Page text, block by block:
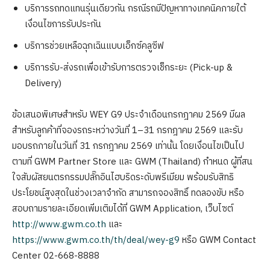
บริการรถทดแทนรุ่นเดียวกัน กรณีรถมีปัญหาทางเทคนิคภายใต้
เงื่อนไขการรับประกัน
บริการช่วยเหลือฉุกเฉินแบบเอ็กซ์คลูซีฟ
บริการรับ-ส่งรถเพื่อเข้ารับการตรวจเช็กระยะ (Pick-up &
Delivery)
ข้อเสนอพิเศษสำหรับ WEY G9 ประจำเดือนกรกฎาคม 2569 มีผล
สำหรับลูกค้าที่จองรถระหว่างวันที่ 1–31 กรกฎาคม 2569 และรับ
มอบรถภายในวันที่ 31 กรกฎาคม 2569 เท่านั้น โดยเงื่อนไขเป็นไป
ตามที่ GWM Partner Store และ GWM (Thailand) กำหนด ผู้ที่สน
ใจสัมผัสยนตรกรรมปลั๊กอินไฮบริดระดับพรีเมียม พร้อมรับสิทธิ
ประโยชน์สูงสุดในช่วงเวลาจำกัด สามารถจองสิทธิ์ ทดลองขับ หรือ
สอบถามรายละเอียดเพิ่มเติมได้ที่ GWM Application, เว็บไซต์
http://www.gwm.co.th และ
https://www.gwm.co.th/th/deal/wey-g9 หรือ GWM Contact
Center 02-668-8888